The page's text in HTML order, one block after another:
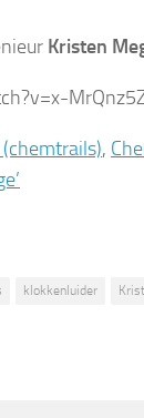
Kristen
,
klokkenluider